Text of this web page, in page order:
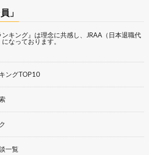
」
キング』は理念に共感し、
JRAA（日本退職代
なっております。
ングTOP10
一覧